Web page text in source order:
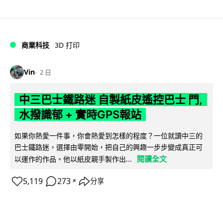
商業科技 3D 打印
Vin 2 日
中三巴士鐵路迷 自製紙皮遙控巴士 門,
水撥識郁 + 實時GPS報站
如果你熱愛一件事，你會熱愛到怎樣的程度？一位就讀中三的
巴士鐵路迷，選擇由零開始，把自己的興趣一步步變成真正可
以運作的作品。他以紙皮親手製作出...
閱讀全文
5,119 273 ↗ 分享